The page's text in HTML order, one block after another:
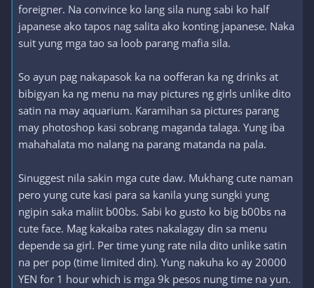
foreigner. Na convince ko lang sila nung sabi ko half
japanese ako tapos nag salita ako konting japanese. Naka
suit yung mga tao sa loob parang mafia sila.
So ayun pag nakapasok ka na oofferan ka ng drinks at
bibigyan ka ng menu na may pictures ng girls unlike dito
satin na may aquarium. Karamihan sa pictures parang
may photoshop kasi sobrang maganda talaga. Yung iba
mahahalata mo nalang na parang matanda na pala.
Sinuggest nila sakin mga cute daw. Mukhang cute naman
pero yung cute kasi para sa kanila yung sungki yung
ngipin saka maliit b00bs. Sabi ko gusto ko big b00bs na
cute face. Mag kakaiba rates nakalagay din sa menu
depende sa girl. Per time yung rate nila dito unlike satin
na per pop (time limited din). Yung nakuha ko ay 20000
YEN for 1 hour which is mga 9k pesos nung time na yun.